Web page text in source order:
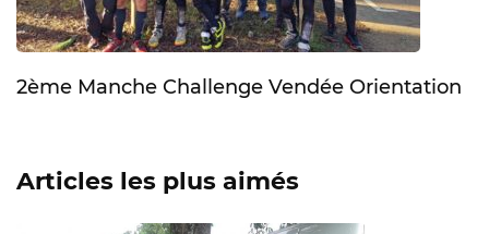
2ème Manche Challenge Vendée Orientation
Articles les plus aimés